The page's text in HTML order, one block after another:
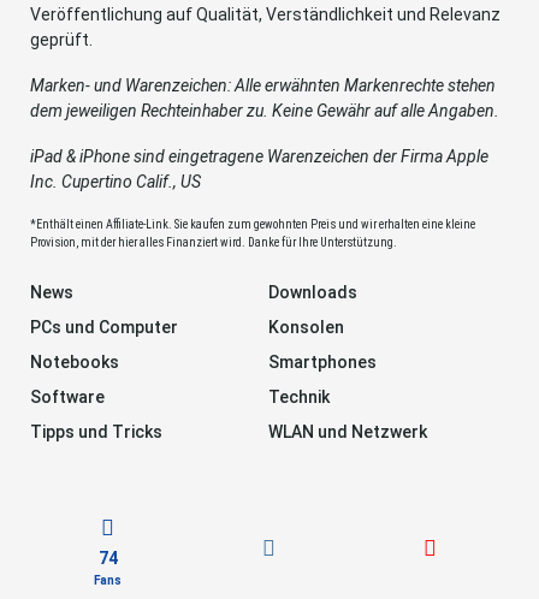
Veröffentlichung auf Qualität, Verständlichkeit und Relevanz
geprüft.
Marken- und Warenzeichen: Alle erwähnten Markenrechte stehen
dem jeweiligen Rechteinhaber zu. Keine Gewähr auf alle Angaben.
iPad & iPhone sind eingetragene Warenzeichen der Firma Apple
Inc. Cupertino Calif., US
*Enthält einen Affiliate-Link. Sie kaufen zum gewohnten Preis und wir erhalten eine kleine
Provision, mit der hier alles Finanziert wird. Danke für Ihre Unterstützung.
News
Downloads
PCs und Computer
Konsolen
Notebooks
Smartphones
Software
Technik
Tipps und Tricks
WLAN und Netzwerk
74
Fans